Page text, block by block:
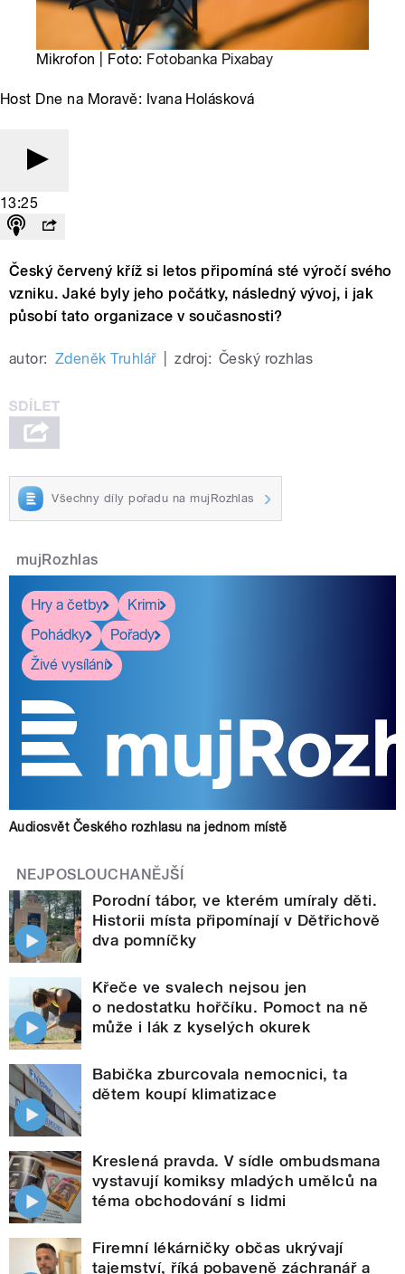
Mikrofon | Foto: Fotobanka Pixabay
Host Dne na Moravě: Ivana Holásková
13:25
Český červený kříž si letos připomíná sté výročí svého
vzniku. Jaké byly jeho počátky, následný vývoj, i jak
působí tato organizace v současnosti?
autor: Zdeněk Truhlář zdroj: Český rozhlas
Všechny díly pořadu na mujRozhlas
mujRozhlas
Hry a četby
Krimi
Pohádky
Pořady
Živé vysílání
Audiosvět Českého rozhlasu na jednom místě
NEJPOSLOUCHANĚJŠÍ
Porodní tábor, ve kterém umíraly děti.
Historii místa připomínají v Dětřichově
dva pomníčky
Křeče ve svalech nejsou jen
o nedostatku hořčíku. Pomoct na ně
může i lák z kyselých okurek
Babička zburcovala nemocnici, ta
dětem koupí klimatizace
Kreslená pravda. V sídle ombudsmana
vystavují komiksy mladých umělců na
téma obchodování s lidmi
Firemní lékárničky občas ukrývají
tajemství, říká pobaveně záchranář a